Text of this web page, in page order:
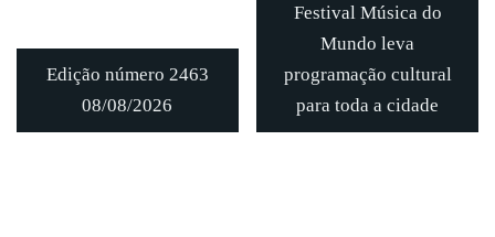
Edição número 2463
08/08/2026
Festival Música do
Mundo leva
programação cultural
para toda a cidade